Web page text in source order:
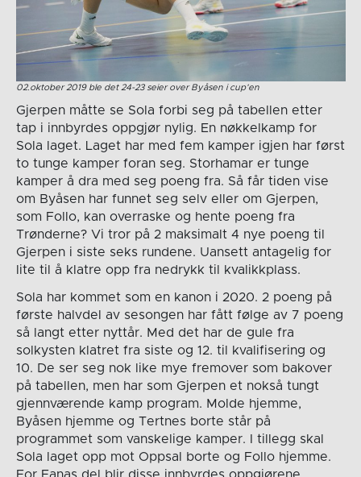
02.oktober 2019 ble det 24-23 seier over Byåsen i cup’en
Gjerpen måtte se Sola forbi seg på tabellen etter
tap i innbyrdes oppgjør nylig. En nøkkelkamp for
Sola laget. Laget har med fem kamper igjen har først
to tunge kamper foran seg. Storhamar er tunge
kamper å dra med seg poeng fra. Så får tiden vise
om Byåsen har funnet seg selv eller om Gjerpen,
som Follo, kan overraske og hente poeng fra
Trønderne? Vi tror på 2 maksimalt 4 nye poeng til
Gjerpen i siste seks rundene. Uansett antagelig for
lite til å klatre opp fra nedrykk til kvalikkplass.
Sola har kommet som en kanon i 2020. 2 poeng på
første halvdel av sesongen har fått følge av 7 poeng
så langt etter nyttår. Med det har de gule fra
solkysten klatret fra siste og 12. til kvalifisering og
10. De ser seg nok like mye fremover som bakover
på tabellen, men har som Gjerpen et nokså tungt
gjennværende kamp program. Molde hjemme,
Byåsen hjemme og Tertnes borte står på
programmet som vanskelige kamper. I tillegg skal
Sola laget opp mot Oppsal borte og Follo hjemme.
For Fanas del blir disse innbyrdes oppgjørene